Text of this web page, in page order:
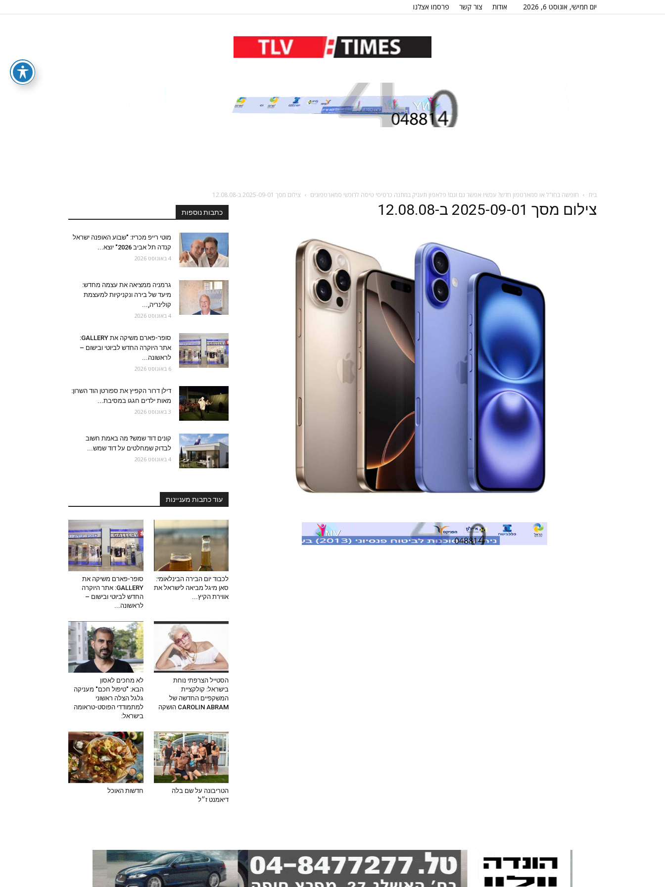
יום חמישי, אוגוסט 6, 2026 אודות צור קשר פרסמו אצלנו
בית חופשה בחו"ל או סמארטפון חדש? עכשיו אפשר גם וגם! פלאפון תעניק במתנה כרטיסי טיסה לרוכשי סמארטפונים צילום מסך 2025-09-01 ב-12.08.08
צילום מסך 2025-09-01 ב-12.08.08 כתבות נוספות
מוטי רייפ מכריז: "שבוע האופנה ישראל
קנדה תל אביב 2026" יוצא...
4 באוגוסט 2026
גרמניה ממציאה את עצמה מחדש:
מיעד של בירה ונקניקיות למעצמת
קולינריה,...
4 באוגוסט 2026
סופר-פארם משיקה את GALLERY:
אתר היוקרה החדש לביוטי ובישום –
לראשונה...
6 באוגוסט 2026
דילן דרור הקפיץ את ספורטן הוד השרון:
מאות ילדים חגגו במסיבת...
3 באוגוסט 2026
קונים דוד שמש? מה באמת חשוב
לבדוק שמחלטים על דוד שמש...
4 באוגוסט 2026
עוד כתבות מעניינות
לכבוד יום הבירה הבינלאומי:
סאן מיגל מביאה לישראל את
אווירת הקיץ...
סופר-פארם משיקה את
GALLERY: אתר היוקרה
החדש לביוטי ובישום –
לראשונה...
הסטייל הצרפתי נוחת
בישראל: קולקציית
המשקפיים החדשה של
CAROLIN ABRAM הושקה
לא מחכים לאסון
הבא: "טיפול חכם" מעניקה
גלגל הצלה ראשוני
למתמודדי הפוסט-טראומה
בישראל:
הטריבונה על שם בלה
דיאמנט ז״ל
חדשות האוכל